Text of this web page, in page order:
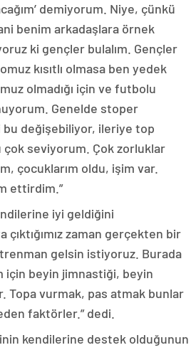
demiyorum. Niye, çünkü
benim arkadaşlara örnek
ki gençler bulalım. Gençler
kısıtlı olmasa ben yedek
olmadığı için ve futbolu
Genelde stoper
değişebiliyor, ileriye top
çok seviyorum. Çok zorluklar
çocuklarım oldu, işim var.
ettirdim.”
iyi geldiğini
çıktığımız zaman gerçekten bir
gelsin istiyoruz. Burada
için beyin jimnastiği, beyin
Topa vurmak, pas atmak bunlar
faktörler.” dedi.
kendilerine destek olduğunun